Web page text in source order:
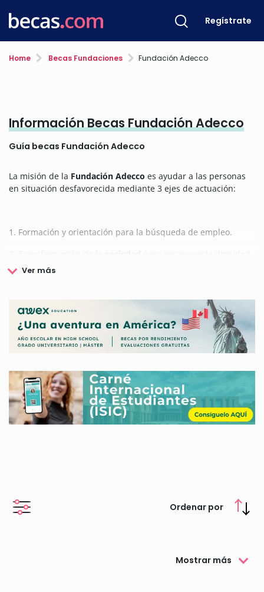
Regístrate
Home Becas Fundaciones Fundación Adecco
Información Becas Fundación Adecco
Guía becas Fundación Adecco
La misión de la Fundación Adecco es ayudar a las personas
en situación desfavorecida mediante 3 ejes de actuación:
1. Formación y orientación para la búsqueda de empleo.
y el valor de todas las personas.
La visión de la Fundación Adecco se basa en trabajar para
que cualquier persona pueda participar en igualdad de
condiciones y oportunidades tanto social como laboralmente.
Su visión se materializa con un modelo que pone en el centro
a lapersona y reconoce su dignidad a través del empleo .
Toda la actuación de la Fundación Adecco está basada en la
sociedaden sus diferentes ámbitos y etapas (familiar,
En lo referente a becas para estudiar, la Fundación Adecco
formación en igualdad de condiciones, mejorando su
Ordenar por
Mostrar más